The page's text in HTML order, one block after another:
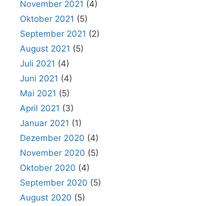
November 2021 (4)
Oktober 2021 (5)
September 2021 (2)
August 2021 (5)
Juli 2021 (4)
Juni 2021 (4)
Mai 2021 (5)
April 2021 (3)
Januar 2021 (1)
Dezember 2020 (4)
November 2020 (5)
Oktober 2020 (4)
September 2020 (5)
August 2020 (5)